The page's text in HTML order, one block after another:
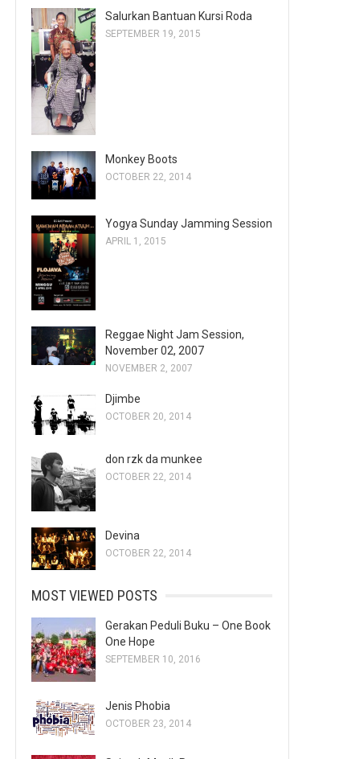
Salurkan Bantuan Kursi Roda
SEPTEMBER 19, 2015
Monkey Boots
OCTOBER 22, 2014
Yogya Sunday Jamming Session
APRIL 1, 2015
Reggae Night Jam Session,
November 02, 2007
NOVEMBER 2, 2007
Djimbe
OCTOBER 20, 2014
don rzk da munkee
OCTOBER 22, 2014
Devina
OCTOBER 22, 2014
MOST VIEWED POSTS
Gerakan Peduli Buku – One Book
One Hope
SEPTEMBER 10, 2016
Jenis Phobia
OCTOBER 23, 2014